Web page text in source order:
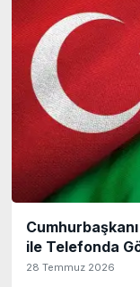
ile Telefonda
28 Temmuz 2026